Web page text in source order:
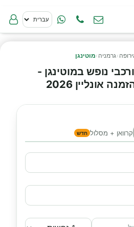
›גרמניה ›מוטינגן
נופש במוטינגן -
אונליין 2026
קרוואן + מסלול חדש